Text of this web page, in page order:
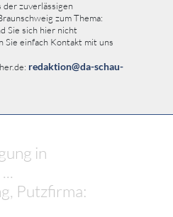
der zuverlässigen
zum Thema:
Sie sich hier nicht
Sie einfach Kontakt mit uns
redaktion@da-schau-
in
Putzfirma: